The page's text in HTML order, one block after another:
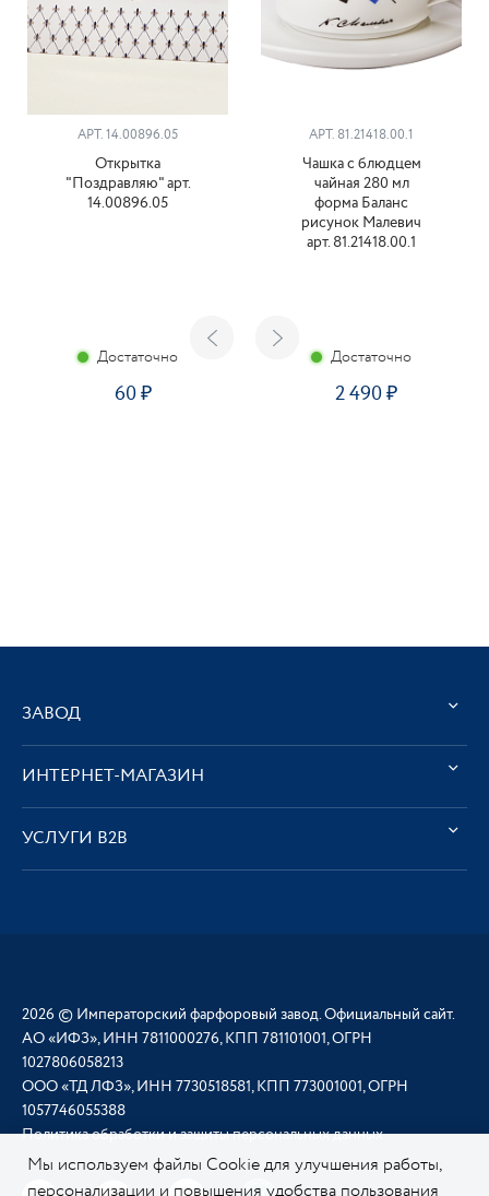
АРТ. 14.00896.05
Открытка
"Поздравляю" арт.
14.00896.05
Достаточно
60
АРТ. 81.21418.00.1
Чашка с блюдцем
чайная 280 мл
форма Баланс
рисунок Малевич
арт. 81.21418.00.1
Достаточно
2 490
ЗАВОД
ИНТЕРНЕТ-МАГАЗИН
УСЛУГИ В2В
2026 © Императорский фарфоровый завод. Официальный сайт.
АО «ИФЗ», ИНН 7811000276, КПП 781101001, ОГРН
1027806058213
ООО «ТД ЛФЗ», ИНН 7730518581, КПП 773001001, ОГРН
1057746055388
Политика обработки и защиты персональных данных
Мы используем файлы Cookie для улучшения работы,